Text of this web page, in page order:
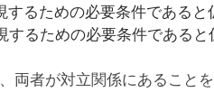
するための必要条件であると
するための必要条件であると
両者が対立関係にあることを